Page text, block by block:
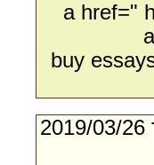
<a
buy
- מאת:‏ q2t9f6o0*. ‏ נשלח בתאריך ‏26/‏03/‏2019